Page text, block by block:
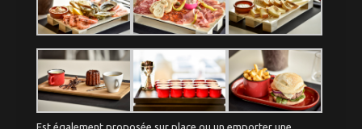
Est également proposée sur place ou un emporter une